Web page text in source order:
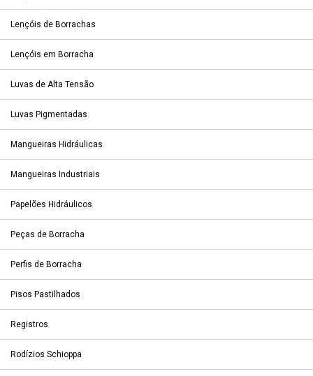
Lençóis de Borrachas
Lençóis em Borracha
Luvas de Alta Tensão
Luvas Pigmentadas
Mangueiras Hidráulicas
Mangueiras Industriais
Papelões Hidráulicos
Peças de Borracha
Perfis de Borracha
Pisos Pastilhados
Registros
Rodízios Schioppa